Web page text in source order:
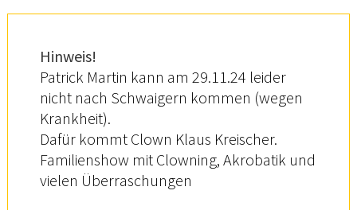
Hinweis!
Patrick Martin kann am 29.11.24 leider
nicht nach Schwaigern kommen (wegen
Krankheit).
Dafür kommt Clown Klaus Kreischer.
Familienshow mit Clowning, Akrobatik und
vielen Überraschungen